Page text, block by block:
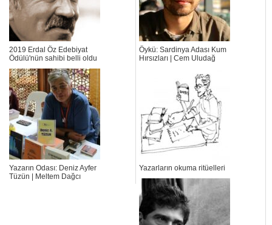
2019 Erdal Öz Edebiyat
Ödülü'nün sahibi belli oldu
Öykü: Sardinya Adası Kum
Hırsızları | Cem Uludağ
Yazarın Odası: Deniz Ayfer
Tüzün | Meltem Dağcı
Yazarların okuma ritüelleri